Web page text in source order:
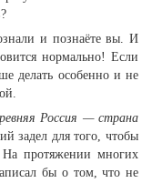
и познаёте вы. И
нормально! Если
делать особенно и не
Россия — страна
задел для того, чтобы
На протяжении многих
бы о том, что не